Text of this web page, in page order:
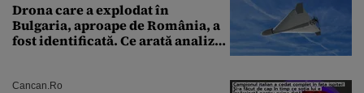
Drona care a explodat în
Bulgaria, aproape de România, a
fost identificată. Ce arată analiza
Cancan.ro